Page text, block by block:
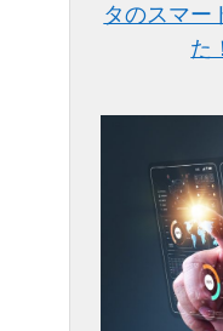
タのスマー
た